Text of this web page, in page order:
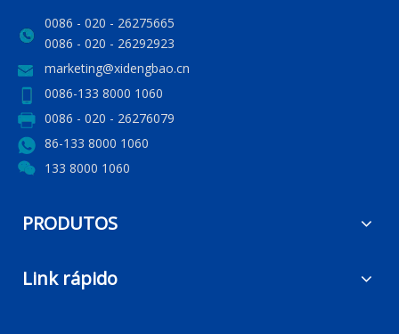
0086 - 020 - 26275665
0086 - 020 - 26292923
marketing@xidengbao.cn
0086-133 8000 1060
0086 - 020 - 26276079
86-133 8000 1060
133 8000 1060
PRODUTOS
Link rápido